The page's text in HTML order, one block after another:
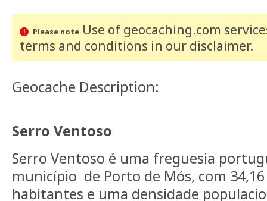
Please noteUse of geocaching.com
terms and conditions in our disclaimer.
Geocache Description:
Serro Ventoso
Serro Ventoso é uma freguesia
município de Porto de Mós, com 34,16
habitantes e uma densidade